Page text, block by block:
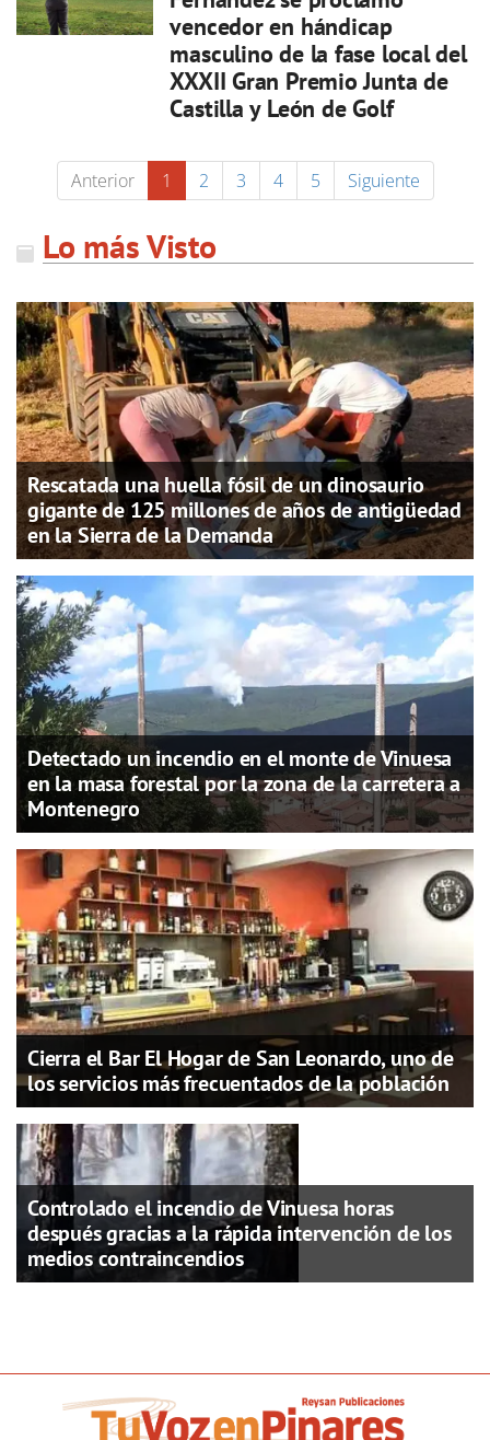
vencedor en hándicap
masculino de la fase local del
XXXII Gran Premio Junta de
Castilla y León de Golf
Anterior 1 2 3 4 5 Siguiente
Lo más Visto
Rescatada una huella fósil de un dinosaurio
gigante de 125 millones de años de antigüedad
en la Sierra de la Demanda
Detectado un incendio en el monte de Vinuesa
en la masa forestal por la zona de la carretera a
Montenegro
Cierra el Bar El Hogar de San Leonardo, uno de
los servicios más frecuentados de la población
Controlado el incendio de Vinuesa horas
después gracias a la rápida intervención de los
medios contraincendios